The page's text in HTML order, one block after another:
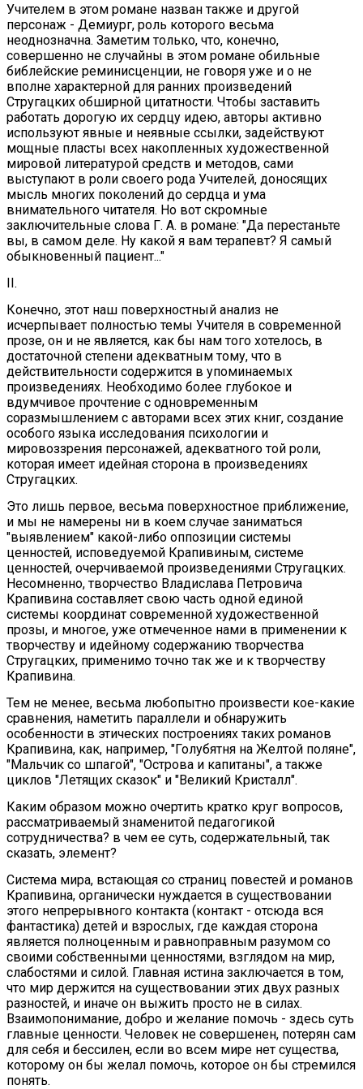
Учителем в этом романе назван также и другой
персонаж - Демиург, роль которого весьма
неоднозначна. Заметим только, что, конечно,
совершенно не случайны в этом романе обильные
библейские реминисценции, не говоря уже и о не
вполне характерной для ранних произведений
Стругацких обширной цитатности. Чтобы заставить
работать дорогую их сердцу идею, авторы активно
используют явные и неявные ссылки, задействуют
мощные пласты всех накопленных художественной
мировой литературой средств и методов, сами
выступают в роли своего рода Учителей, доносящих
мысль многих поколений до сердца и ума
внимательного читателя. Но вот скромные
заключительные слова Г. А. в романе: "Да перестаньте
вы, в самом деле. Ну какой я вам терапевт? Я самый
обыкновенный пациент..."
II.
Конечно, этот наш поверхностный анализ не
исчерпывает полностью темы Учителя в современной
прозе, он и не является, как бы нам того хотелось, в
достаточной степени адекватным тому, что в
действительности содержится в упоминаемых
произведениях. Необходимо более глубокое и
вдумчивое прочтение с одновременным
соразмышлением с авторами всех этих книг, создание
особого языка исследования психологии и
мировоззрения персонажей, адекватного той роли,
которая имеет идейная сторона в произведениях
Стругацких.
Это лишь первое, весьма поверхностное приближение,
и мы не намерены ни в коем случае заниматься
"выявлением" какой-либо оппозиции системы
ценностей, исповедуемой Крапивиным, системе
ценностей, очерчиваемой произведениями Стругацких.
Несомненно, творчество Владислава Петровича
Крапивина составляет свою часть одной единой
системы координат современной художественной
прозы, и многое, уже отмеченное нами в применении к
творчеству и идейному содержанию творчества
Стругацких, применимо точно так же и к творчеству
Крапивина.
Тем не менее, весьма любопытно произвести кое-какие
сравнения, наметить параллели и обнаружить
особенности в этических построениях таких романов
Крапивина, как, например, "Голубятня на Желтой поляне",
"Мальчик со шпагой", "Острова и капитаны", а также
циклов "Летящих сказок" и "Великий Кристалл".
Каким образом можно очертить кратко круг вопросов,
рассматриваемый знаменитой педагогикой
сотрудничества? в чем ее суть, содержательный, так
сказать, элемент?
Система мира, встающая со страниц повестей и романов
Крапивина, органически нуждается в существовании
этого непрерывного контакта (контакт - отсюда вся
фантастика) детей и взрослых, где каждая сторона
является полноценным и равноправным разумом со
своими собственными ценностями, взглядом на мир,
слабостями и силой. Главная истина заключается в том,
что мир держится на существовании этих двух разных
разностей, и иначе он выжить просто не в силах.
Взаимопонимание, добро и желание помочь - здесь суть
главные ценности. Человек не совершенен, потерян сам
для себя и бессилен, если во всем мире нет существа,
которому он бы желал помочь, которое он бы стремился
понять.